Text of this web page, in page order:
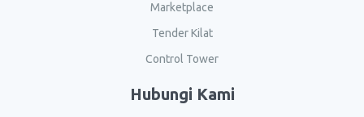
Marketplace
Tender Kilat
Control Tower
Hubungi Kami